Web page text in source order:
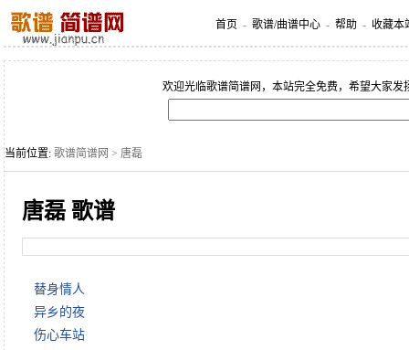
首页 - 歌谱/曲谱中心 - 帮助 - 收藏本
欢迎光临歌谱简谱网，本站完全免费，希望大家发
当前位置: 歌谱简谱网 > 唐磊
唐磊 歌谱
替身情人
异乡的夜
伤心车站